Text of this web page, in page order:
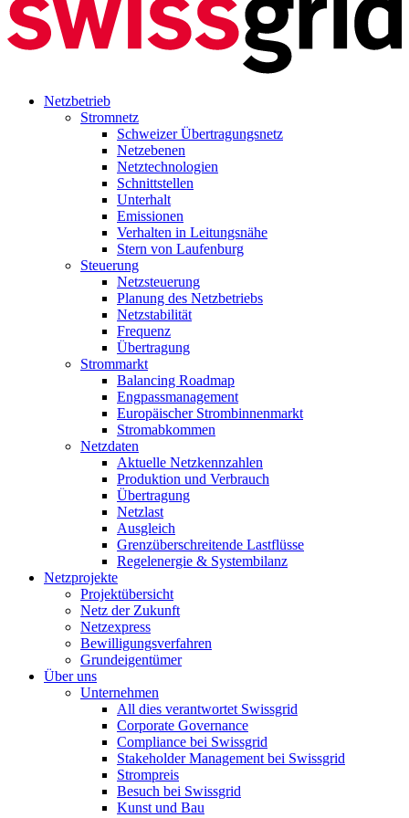
Netzbetrieb
Stromnetz
Schweizer Übertragungsnetz
Netzebenen
Netztechnologien
Schnittstellen
Unterhalt
Emissionen
Verhalten in Leitungsnähe
Stern von Laufenburg
Steuerung
Netzsteuerung
Planung des Netzbetriebs
Netzstabilität
Frequenz
Übertragung
Strommarkt
Balancing Roadmap
Engpassmanagement
Europäischer Strombinnenmarkt
Stromabkommen
Netzdaten
Aktuelle Netzkennzahlen
Produktion und Verbrauch
Übertragung
Netzlast
Ausgleich
Grenzüberschreitende Lastflüsse
Regelenergie & Systembilanz
Netzprojekte
Projektübersicht
Netz der Zukunft
Netzexpress
Bewilligungsverfahren
Grundeigentümer
Über uns
Unternehmen
All dies verantwortet Swissgrid
Corporate Governance
Compliance bei Swissgrid
Stakeholder Management bei Swissgrid
Strompreis
Besuch bei Swissgrid
Kunst und Bau